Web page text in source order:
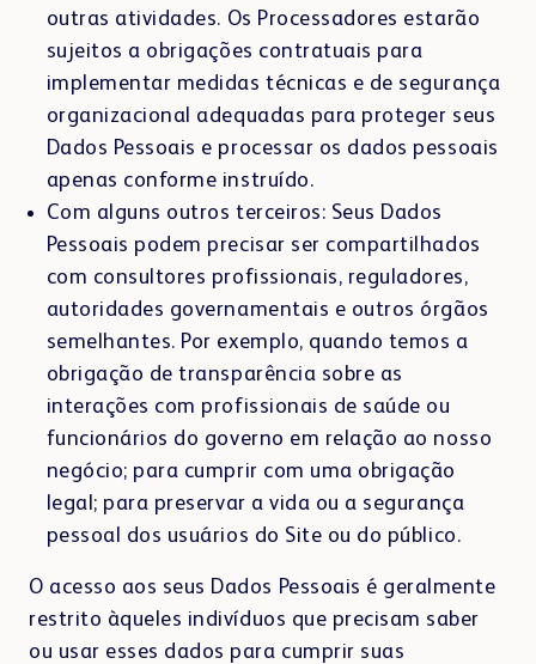
outras atividades. Os Processadores estarão
sujeitos a obrigações contratuais para
implementar medidas técnicas e de segurança
organizacional adequadas para proteger seus
Dados Pessoais e processar os dados pessoais
apenas conforme instruído.
Com alguns outros terceiros: Seus Dados
Pessoais podem precisar ser compartilhados
com consultores profissionais, reguladores,
autoridades governamentais e outros órgãos
semelhantes. Por exemplo, quando temos a
obrigação de transparência sobre as
interações com profissionais de saúde ou
funcionários do governo em relação ao nosso
negócio; para cumprir com uma obrigação
legal; para preservar a vida ou a segurança
pessoal dos usuários do Site ou do público.
O acesso aos seus Dados Pessoais é geralmente
restrito àqueles indivíduos que precisam saber
ou usar esses dados para cumprir suas